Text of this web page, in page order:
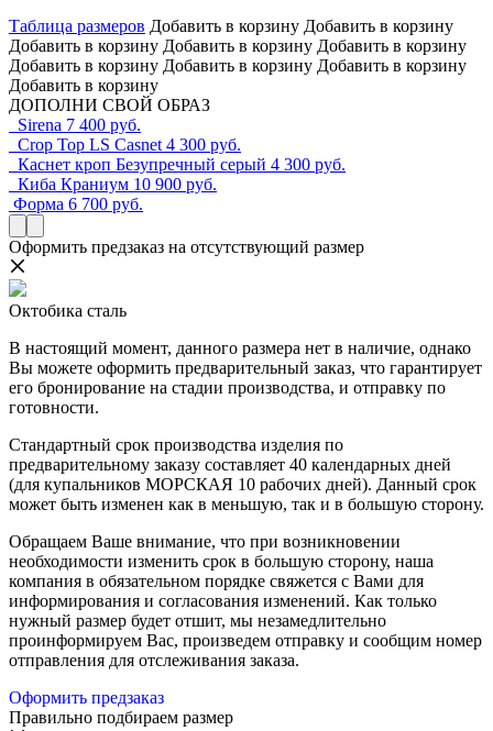
Таблица размеров Добавить в корзину Добавить в корзину
Добавить в корзину Добавить в корзину Добавить в корзину
Добавить в корзину Добавить в корзину Добавить в корзину
Добавить в корзину
ДОПОЛНИ СВОЙ ОБРАЗ
Sirena 7 400 руб.
Crop Top LS Casnet 4 300 руб.
Каснет кроп Безупречный серый 4 300 руб.
Киба Краниум 10 900 руб.
Форма 6 700 руб.
Оформить предзаказ на отсутствующий размер
Октобика сталь
В настоящий момент, данного размера нет в наличие, однако
Вы можете оформить предварительный заказ, что гарантирует
его бронирование на стадии производства, и отправку по
готовности.
Стандартный срок производства изделия по
предварительному заказу составляет 40 календарных дней
(для купальников МОРСКАЯ 10 рабочих дней). Данный срок
может быть изменен как в меньшую, так и в большую сторону.
Обращаем Ваше внимание, что при возникновении
необходимости изменить срок в большую сторону, наша
компания в обязательном порядке свяжется с Вами для
информирования и согласования изменений. Как только
нужный размер будет отшит, мы незамедлительно
проинформируем Вас, произведем отправку и сообщим номер
отправления для отслеживания заказа.
Оформить предзаказ
Правильно подбираем размер